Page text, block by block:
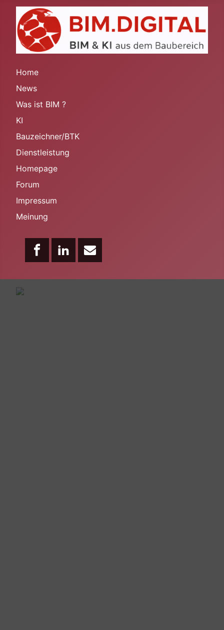
Home
News
Was ist BIM ?
KI
Bauzeichner/BTK
Dienstleistung
Homepage
Forum
Impressum
Meinung